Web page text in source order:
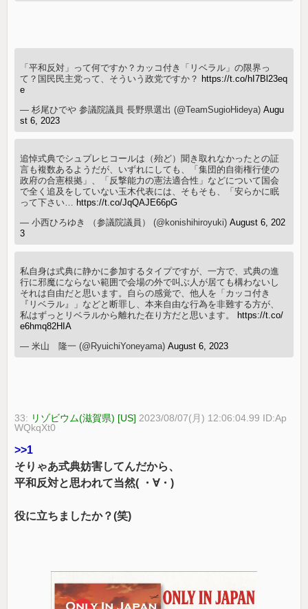
「平和反対」って何ですか？カッコ付き「リベラル」の限界っ
て？国民民主党って、そういう政党ですか？ https://t.co/hI7Bl23eq
e
— 杉尾ひでや 参議院議員 長野県選出 (@TeamSugioHideya)Augu
st 6, 2023
追悼式典でシュプレヒコールは（殆ど）聞き取れなかったとの証
言も複数あるようだが、いずれにしても、「集団的自衛権行使の
政府の合憲根拠」、「反撃能力の憲法適合性」などについて国会
で全く追及をしていない玉木代表には、そもそも、「安らかに眠
って下さい… https://t.co/JqQAJE66pG
— 小西ひろゆき （参議院議員） (@konishihiroyuki)August 6, 202
3
私自身は式典に静かに参加するタイプですが、一方で、式典の進
行に邪魔にならない範囲で会場の外で叫ぶ人が居ても構わないし
それは自由だと思います。自らの感覚で、他人を「カッコ付き
『リベラル』」などと断罪し、本来自由な行為を非難する方が、
私はずっとリベラルから離れた在り方だと思います。
https://t.co/
e6hmq82HIA
— 米山 隆一 (@RyuichiYoneyama)August 6, 2023
33: リゾビウム(滋賀県) [US] 2023/08/07(月) 12:06:04.99 ID:Ap
WQkqXt0
>>1
そりゃあ式典妨害してんだから、
平和反対と思われて当然( ・∀・)
役に立ちましたか？(笑)